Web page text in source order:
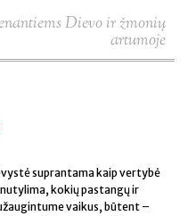
Dievo ir žmonių
artumoje
suprantama kaip vertybė
kokių pastangų ir
vaikus, būtent –